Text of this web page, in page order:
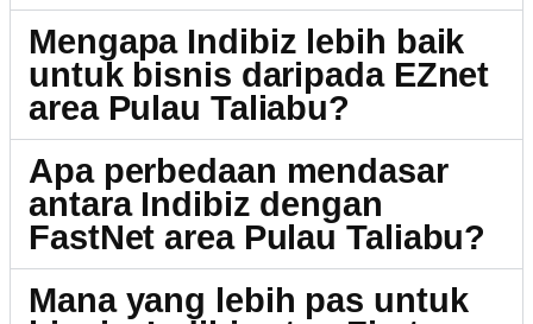
Mengapa Indibiz lebih baik
untuk bisnis daripada EZnet
area Pulau Taliabu?
Apa perbedaan mendasar
antara Indibiz dengan
FastNet area Pulau Taliabu?
Mana yang lebih pas untuk